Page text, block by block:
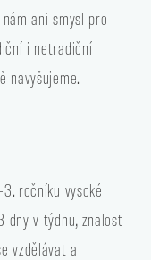
ani smysl pro
i netradiční
navyšujeme.
ročníku vysoké
dny v týdnu, znalost
vzdělávat a